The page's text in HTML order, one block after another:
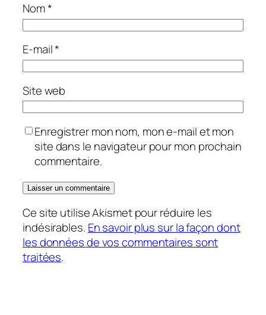
Nom*
E-mail*
Site web
Enregistrer mon nom, mon e-mail et mon
site dans le navigateur pour mon prochain
commentaire.
Ce site utilise Akismet pour réduire les
indésirables. En savoir plus sur la façon dont
les données de vos commentaires sont
traitées.